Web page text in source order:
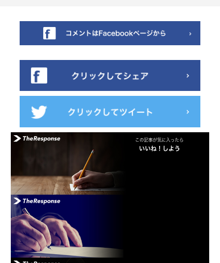
この記事が気に入ったら
いいね！しよう